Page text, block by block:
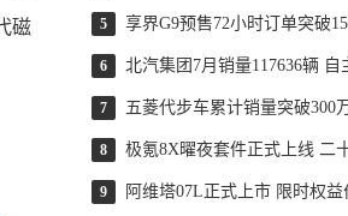
磁
5
6
7
8
9 阿维塔07L正式上市 限时权益